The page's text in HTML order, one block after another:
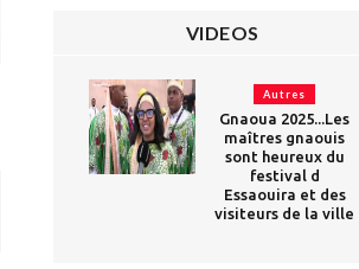
VIDEOS
Autres
Gnaoua 2025...Les
maîtres gnaouis
sont heureux du
festival d
Essaouira et des
visiteurs de la ville